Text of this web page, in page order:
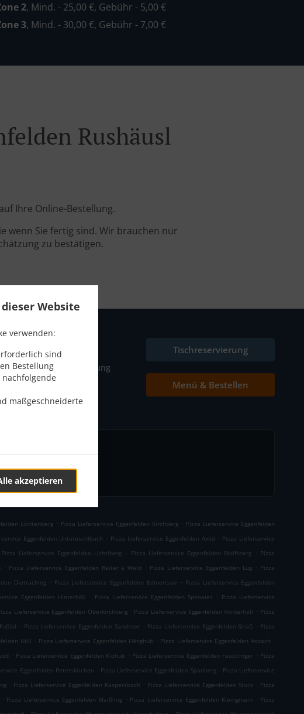
Website
verwenden:
sind
Bestellung
maßgeschneiderte
akzeptieren
2, Mind. - 25,00 €, Gebühr - 5,00 €
3, Mind. - 30,00 €, Gebühr - 7,00 €
Rushäusl
Ihre Online-Bestellung.
wenn Sie fertig sind. Wir brauchen nur
zu bestätigen.
Tischreservierung
Tischreservierung
Menü & Bestellen
Lichtenberg . Pizza Lieferservice Eggenfelden Kirchberg . Pizza Lieferservice Eggenfelden
Eggenfelden Untereschlbach . Pizza Lieferservice Eggenfelden Axöd . Pizza Lieferservice
Pizza Lieferservice Eggenfelden Lichtlberg . Pizza Lieferservice Eggenfelden Wolfsberg . Pizza
. Pizza Lieferservice Eggenfelden Reiter a Wald . Pizza Lieferservice Eggenfelden Lug . Pizza
Dietraching . Pizza Lieferservice Eggenfelden Edmertsee . Pizza Lieferservice Eggenfelden
Eggenfelden Hinterhöll . Pizza Lieferservice Eggenfelden Sperwies . Pizza Lieferservice
Lieferservice Eggenfelden Oberkirchberg . Pizza Lieferservice Eggenfelden Vorderhöll . Pizza
. Pizza Lieferservice Eggenfelden Sandtner . Pizza Lieferservice Eggenfelden Straß . Pizza
Höll . Pizza Lieferservice Eggenfelden Hänghub . Pizza Lieferservice Eggenfelden Asbach .
. Pizza Lieferservice Eggenfelden Klohub . Pizza Lieferservice Eggenfelden Fäustlinger . Pizza
Eggenfelden Peterskirchen . Pizza Lieferservice Eggenfelden Spanberg . Pizza Lieferservice
. Pizza Lieferservice Eggenfelden Kaspersbach . Pizza Lieferservice Eggenfelden Stock . Pizza
. Pizza Lieferservice Eggenfelden Maißling . Pizza Lieferservice Eggenfelden Kleingmain . Pizza
. .